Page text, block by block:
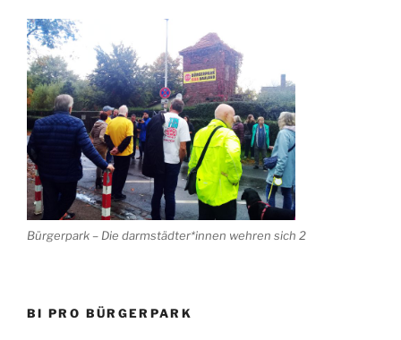
Bürgerpark – Die darmstädter*innen wehren sich 2
BI PRO BÜRGERPARK